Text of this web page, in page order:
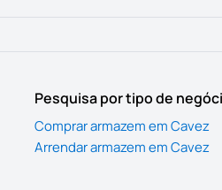
Pesquisa por tipo de
Comprar armazem em Cavez
Arrendar armazem em Cavez